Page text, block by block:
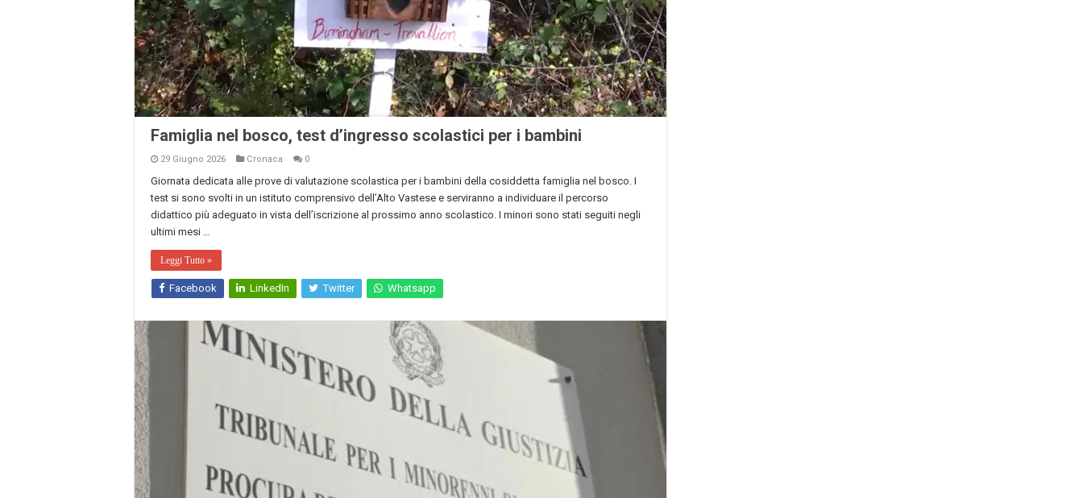
Famiglia nel bosco, test d’ingresso scolastici per i bambini
29 Giugno 2026 Cronaca 0
Giornata dedicata alle prove di valutazione scolastica per i bambini della cosiddetta famiglia nel bosco. I
test si sono svolti in un istituto comprensivo dell’Alto Vastese e serviranno a individuare il percorso
didattico più adeguato in vista dell’iscrizione al prossimo anno scolastico. I minori sono stati seguiti negli
ultimi mesi …
Leggi Tutto »
Facebook LinkedIn Twitter Whatsapp